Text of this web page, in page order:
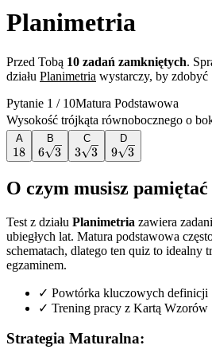
Planimetria
Przed Tobą 10 zadań zamkniętych.
działu Planimetria wystarczy, by zdobyć
Pytanie 1 / 10Matura Podstawowa
Wysokość trójkąta równobocznego o
A
18
18
B
6\sqrt{3}
6 3
C
3\sqrt{3}
3 3
D
9\sqrt{3}
9 3
O czym musisz
Test z działu Planimetria zawiera
ubiegłych lat. Matura podstawowa
schematach, dlatego ten quiz to idealny
egzaminem.
✓ Powtórka kluczowych definicji
✓ Trening pracy z Kartą Wzorów
Strategia Maturalna: